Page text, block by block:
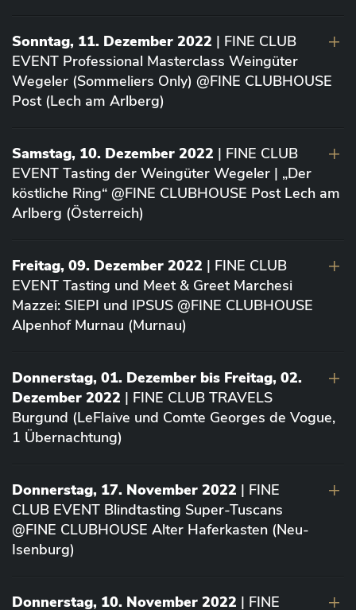
Sonntag, 11. Dezember 2022 | FINE CLUB
EVENT Professional Masterclass Weingüter
Wegeler (Sommeliers Only) @FINE CLUBHOUSE
Post (Lech am Arlberg)
Samstag, 10. Dezember 2022 | FINE CLUB
EVENT Tasting der Weingüter Wegeler | „Der
köstliche Ring“ @FINE CLUBHOUSE Post Lech am
Arlberg (Österreich)
Freitag, 09. Dezember 2022 | FINE CLUB
EVENT Tasting und Meet & Greet Marchesi
Mazzei: SIEPI und IPSUS @FINE CLUBHOUSE
Alpenhof Murnau (Murnau)
Donnerstag, 01. Dezember bis Freitag, 02.
Dezember 2022 | FINE CLUB TRAVELS
Burgund (LeFlaive und Comte Georges de Vogue,
1 Übernachtung)
Donnerstag, 17. November 2022 | FINE
CLUB EVENT Blindtasting Super-Tuscans
@FINE CLUBHOUSE Alter Haferkasten (Neu-
Isenburg)
Donnerstag, 10. November 2022 | FINE